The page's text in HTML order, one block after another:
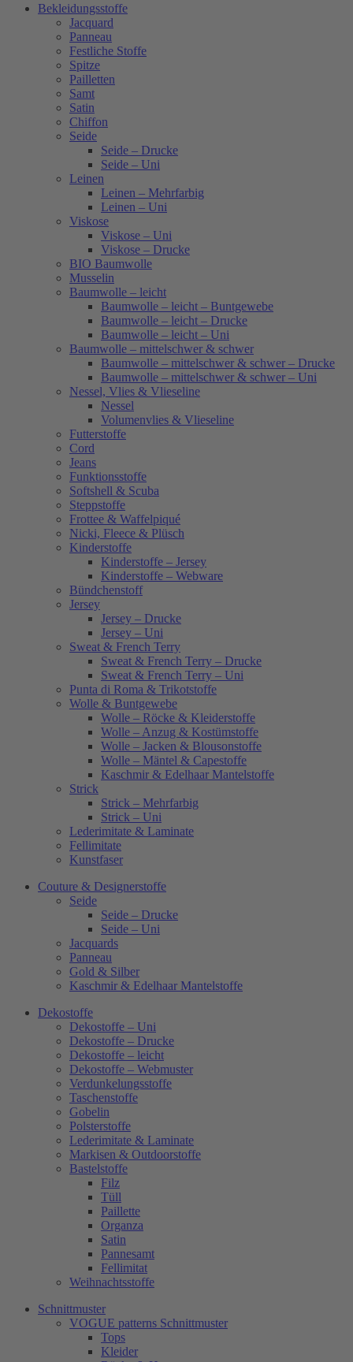
Bekleidungsstoffe
Jacquard
Panneau
Festliche Stoffe
Spitze
Pailletten
Samt
Satin
Chiffon
Seide
Seide – Drucke
Seide – Uni
Leinen
Leinen – Mehrfarbig
Leinen – Uni
Viskose
Viskose – Uni
Viskose – Drucke
BIO Baumwolle
Musselin
Baumwolle – leicht
Baumwolle – leicht – Buntgewebe
Baumwolle – leicht – Drucke
Baumwolle – leicht – Uni
Baumwolle – mittelschwer & schwer
Baumwolle – mittelschwer & schwer – Drucke
Baumwolle – mittelschwer & schwer – Uni
Nessel, Vlies & Vlieseline
Nessel
Volumenvlies & Vlieseline
Futterstoffe
Cord
Jeans
Funktionsstoffe
Softshell & Scuba
Steppstoffe
Frottee & Waffelpiqué
Nicki, Fleece & Plüsch
Kinderstoffe
Kinderstoffe – Jersey
Kinderstoffe – Webware
Bündchenstoff
Jersey
Jersey – Drucke
Jersey – Uni
Sweat & French Terry
Sweat & French Terry – Drucke
Sweat & French Terry – Uni
Punta di Roma & Trikotstoffe
Wolle & Buntgewebe
Wolle – Röcke & Kleiderstoffe
Wolle – Anzug & Kostümstoffe
Wolle – Jacken & Blousonstoffe
Wolle – Mäntel & Capestoffe
Kaschmir & Edelhaar Mantelstoffe
Strick
Strick – Mehrfarbig
Strick – Uni
Lederimitate & Laminate
Fellimitate
Kunstfaser
Couture & Designerstoffe
Seide
Seide – Drucke
Seide – Uni
Jacquards
Panneau
Gold & Silber
Kaschmir & Edelhaar Mantelstoffe
Dekostoffe
Dekostoffe – Uni
Dekostoffe – Drucke
Dekostoffe – leicht
Dekostoffe – Webmuster
Verdunkelungsstoffe
Taschenstoffe
Gobelin
Polsterstoffe
Lederimitate & Laminate
Markisen & Outdoorstoffe
Bastelstoffe
Filz
Tüll
Paillette
Organza
Satin
Pannesamt
Fellimitat
Weihnachtsstoffe
Schnittmuster
VOGUE patterns Schnittmuster
Tops
Kleider